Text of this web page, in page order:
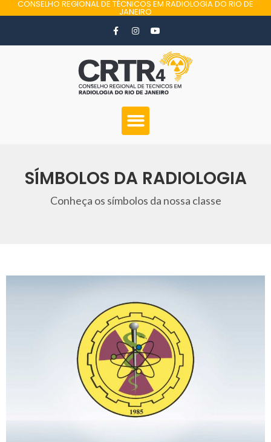
CONSELHO REGIONAL DE TÉCNICOS EM RADIOLOGIA DO RIO DE
JANEIRO
SÍMBOLOS DA RADIOLOGIA
Conheça os símbolos da nossa classe